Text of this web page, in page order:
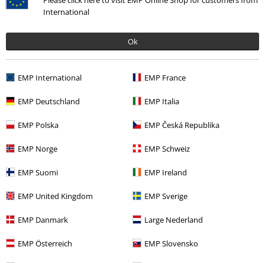
International
Ok
EMP International EMP France
EMP Deutschland EMP Italia
EMP Polska EMP Česká Republika
EMP Norge EMP Schweiz
EMP Suomi EMP Ireland
EMP United Kingdom EMP Sverige
EMP Danmark Large Nederland
EMP Österreich EMP Slovensko
Verifierad recension
Hade du någon nytta av den här recensionen?
Kommentar